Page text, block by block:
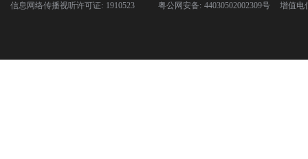
信息网络传播视听许可证: 1910523
粤公网安备: 44030502002309号 增值电